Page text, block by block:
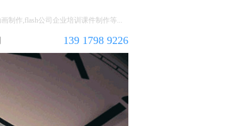
制作,flash公司企业培训课件制作等...
139 1798 9226